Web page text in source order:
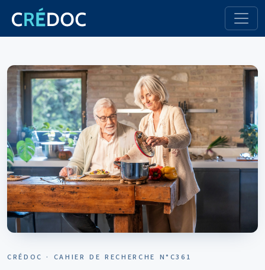
CRÉDOC · CAHIER DE RECHERCHE N°C361